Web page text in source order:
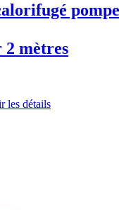
2 mètres
les détails